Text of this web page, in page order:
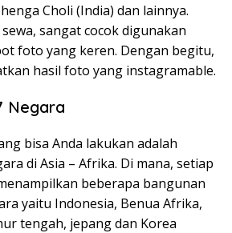
Choli (India) dan lainnya.
sangat cocok digunakan
foto yang keren. Dengan begitu,
hasil foto yang instagramable.
Negara
bisa Anda lakukan adalah
di Asia – Afrika. Di mana, setiap
beberapa bangunan
yaitu Indonesia, Benua Afrika,
tengah, jepang dan Korea